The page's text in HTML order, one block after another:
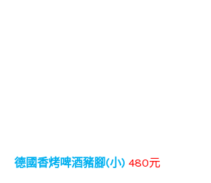
德國香烤啤酒豬腳(小) 480元